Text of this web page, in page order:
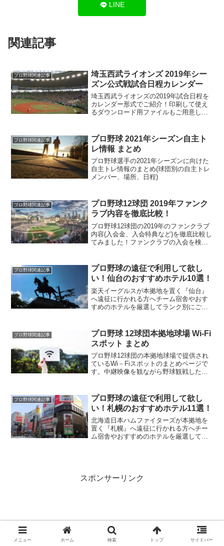
LINE
関連記事
プロ野球関連記事
埼玉西武ライオンズ 2019年シー
ズン公式戦試合日程カレンダー
埼玉西武ライオンズの2019年試合日程を
カレンダー形式でご紹介！印刷して使え
るダウンロード用ファイルもご用意しま
プロ野球関連記事
プロ野球 2021年シーズン自主ト
レ情報 まとめ
プロ野球選手の2021年シーズンに向けた
自主トレ情報のまとめ(球団別の自主トレ
メンバー、場所、日程)
プロ野球関連記事
プロ野球12球団 2019年ファンク
ラブ内容を徹底比較！
プロ野球12球団の2019年のファンクラブ
内容(入会金、入会特典など)を徹底比較し
てみました！ファンクラブの入会を検討
プロ野球関連記事
プロ野球の遠征で利用して欲し
い！仙台のおすすめホテル10選！
楽天イーグルスが本拠地を置く『仙台』
へ遠征に行かれる方へチーム宿舎やおす
すめのホテルを厳選してランク別にご紹
プロ野球関連記事
プロ野球 12球団本拠地球場 Wi-Fi
スポット まとめ
プロ野球12球団の本拠地球場で提供され
ているWi－Fiスポットのまとめページで
す。中継映像を観ながら野球観戦したい
プロ野球関連記事
プロ野球の遠征で利用して欲し
い！札幌のおすすめホテル11選！
北海道日本ハムファイターズが本拠地を
置く『札幌』へ遠征に行かれる方へチー
ム宿舎やおすすめのホテルを厳選してラ
スポンサーリンク
メニュー ホーム 検索 トップ サイドバー